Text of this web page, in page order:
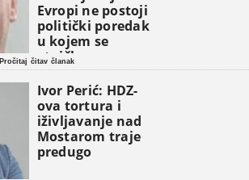
Evropi ne postoji
politički poredak
u kojem se
etničke grupe
pojavljuju kao
osnovne
političke jedinice
Pročitaj čitav članak
Ivor Perić: HDZ-
ova tortura i
iživljavanje nad
Mostarom traje
predugo